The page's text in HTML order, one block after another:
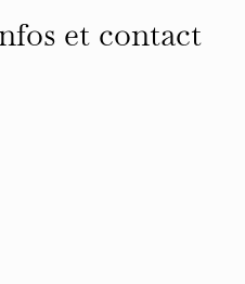
et contact